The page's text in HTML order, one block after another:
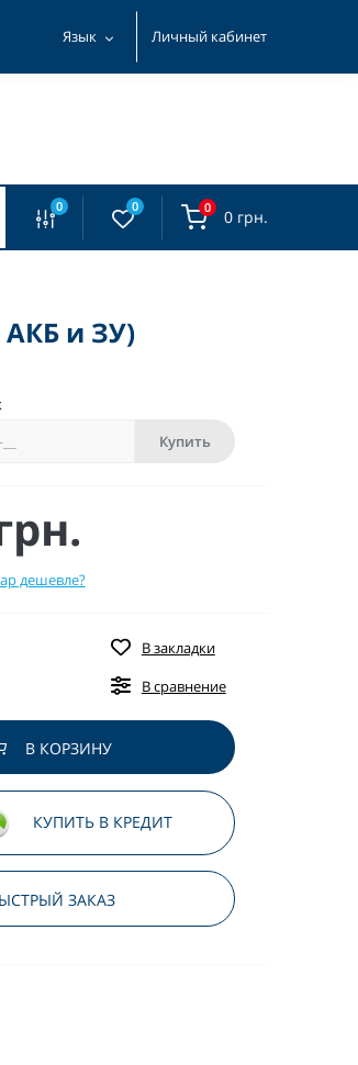
Язык Личный кабинет
0 0 0 0 грн.
АКБ и ЗУ)
Купить
дешевле?
В закладки
В сравнение
В КОРЗИНУ
КУПИТЬ В КРЕДИТ
ЗАКАЗ